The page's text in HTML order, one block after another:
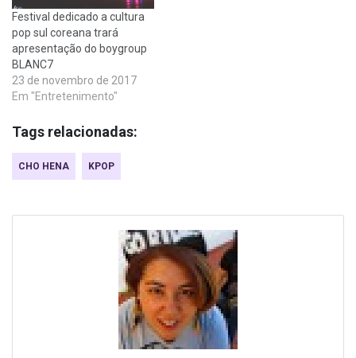
Festival dedicado a cultura
pop sul coreana trará
apresentação do boygroup
BLANC7
23 de novembro de 2017
Em "Entretenimento"
Tags relacionadas:
CHO HENA KPOP